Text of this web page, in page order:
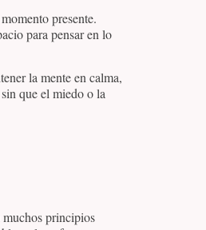
presente.
para pensar en lo
la mente en calma,
que el miedo o la
muchos principios